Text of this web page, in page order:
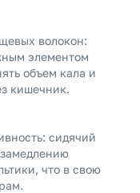
волокон:
элементом
объем кала и
кишечник.
сидячий
что в свою